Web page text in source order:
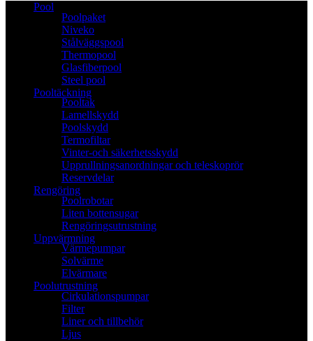
Pool
Poolpaket
Niveko
Stålväggspool
Thermopool
Glasfiberpool
Steel pool
Pooltäckning
Pooltak
Lamellskydd
Poolskydd
Termofiltar
Vinter-och säkerhetsskydd
Upprullningsanordningar och teleskoprör
Reservdelar
Rengöring
Poolrobotar
Liten bottensugar
Rengöringsutrustning
Uppvärmning
Värmepumpar
Solvärme
Elvärmare
Poolutrustning
Cirkulationspumpar
Filter
Liner och tillbehör
Ljus